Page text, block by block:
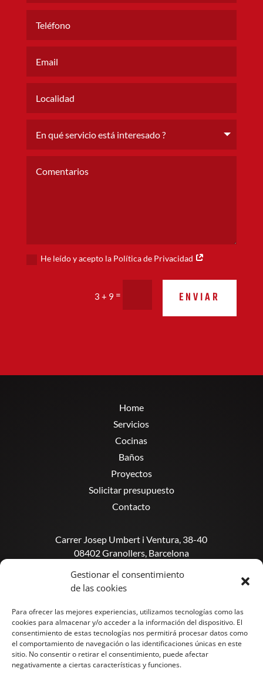
Gestionar el consentimiento
de las cookies
Para ofrecer las mejores experiencias, utilizamos tecnologías como las
cookies para almacenar y/o acceder a la información del dispositivo. El
consentimiento de estas tecnologías nos permitirá procesar datos como
el comportamiento de navegación o las identificaciones únicas en este
sitio. No consentir o retirar el consentimiento, puede afectar
negativamente a ciertas características y funciones.
He leído y acepto la Política de Privacidad
3 + 9 = ENVIAR
Home
Servicios
Cocinas
Baños
Proyectos
Solicitar presupuesto
Contacto
Carrer Josep Umbert i Ventura, 38-40
08402 Granollers, Barcelona
info@reforama.studio
Tel. 933 11 46 85